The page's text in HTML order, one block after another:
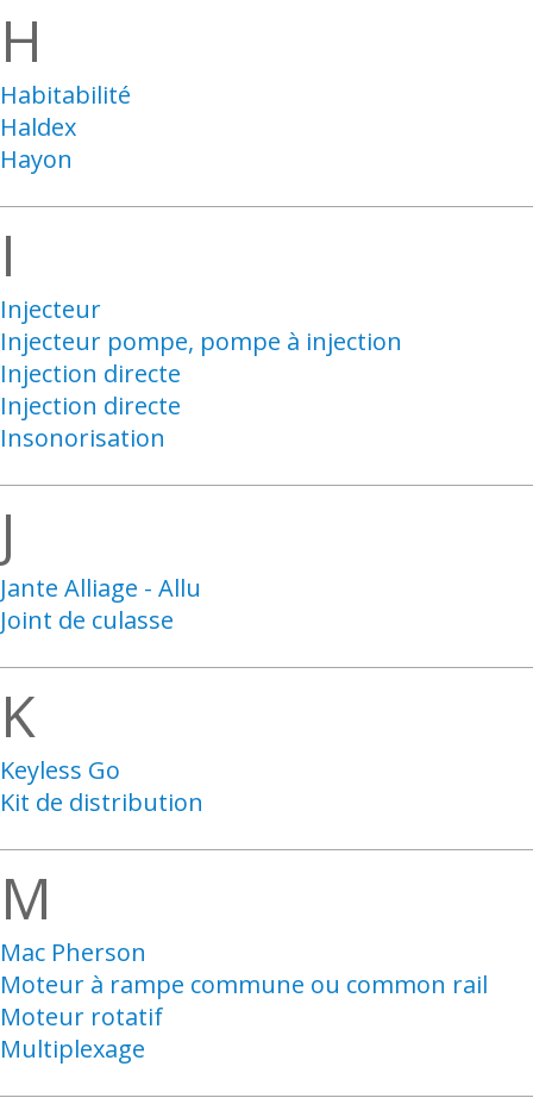
H
Habitabilité
Haldex
Hayon
I
Injecteur
Injecteur pompe, pompe à injection
Injection directe
Injection directe
Insonorisation
J
Jante Alliage - Allu
Joint de culasse
K
Keyless Go
Kit de distribution
M
Mac Pherson
Moteur à rampe commune ou common rail
Moteur rotatif
Multiplexage